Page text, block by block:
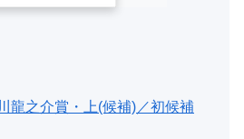
龍之介賞・上(候補)／初候補